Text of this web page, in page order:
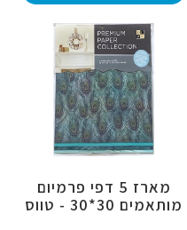
מארז 5 דפי פרמיום
מותאמים 30*30 - טווס